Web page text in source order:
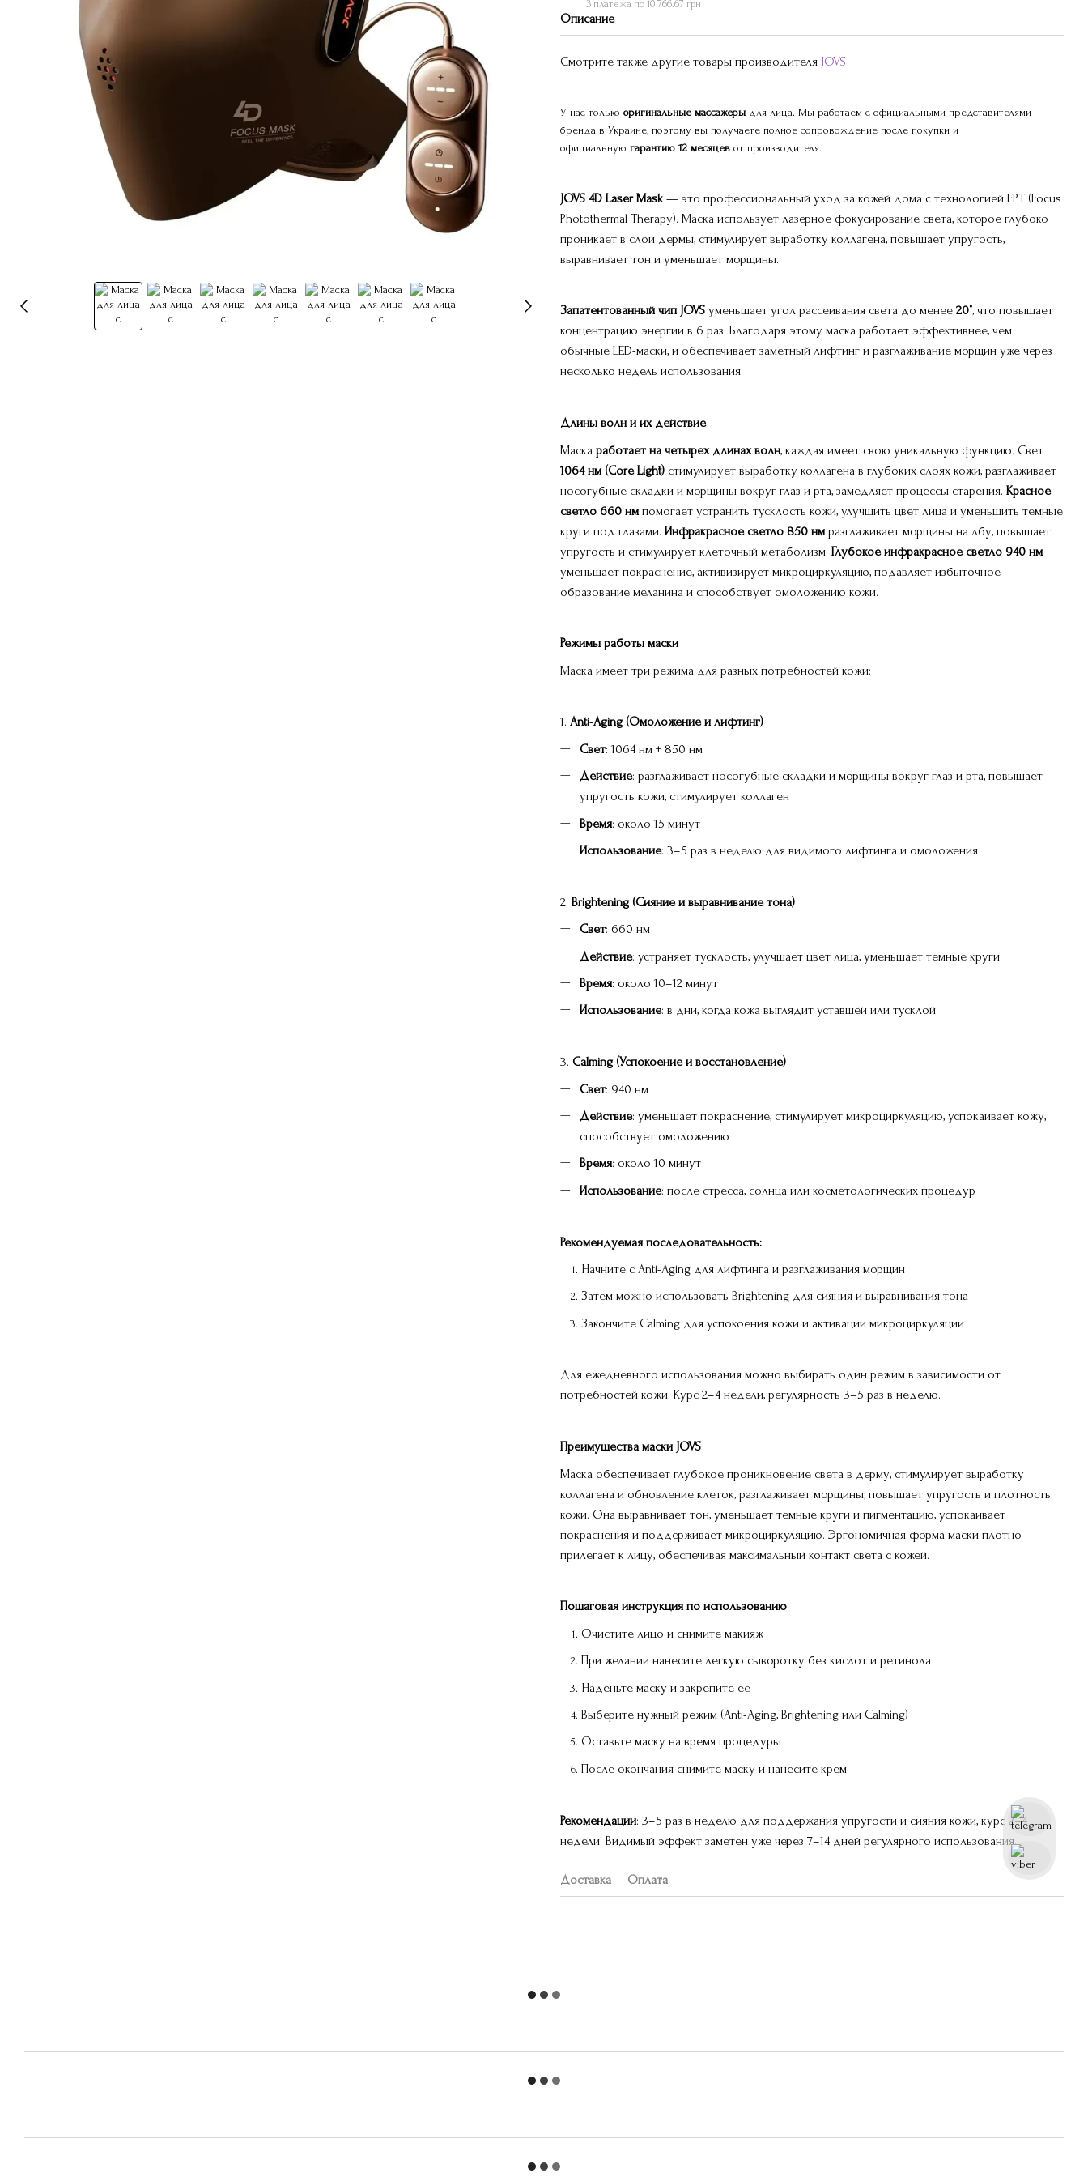
3 платежа по 10 766.67 грн
Описание
Смотрите также другие товары производителя JOVS
У нас только оригинальные массажеры для лица. Мы работаем с официальными представителями
бренда в Украине, поэтому вы получаете полное сопровождение после покупки и
официальную гарантию 12 месяцев от производителя.
JOVS 4D Laser Mask — это профессиональный уход за кожей дома с технологией FPT (Focus
Photothermal Therapy). Маска использует лазерное фокусирование света, которое глубоко
проникает в слои дермы, стимулирует выработку коллагена, повышает упругость,
выравнивает тон и уменьшает морщины.
Запатентованный чип JOVS уменьшает угол рассеивания света до менее 20°, что повышает
концентрацию энергии в 6 раз. Благодаря этому маска работает эффективнее, чем
обычные LED-маски, и обеспечивает заметный лифтинг и разглаживание морщин уже через
несколько недель использования.
Длины волн и их действие
Маска работает на четырех длинах волн, каждая имеет свою уникальную функцию. Свет
1064 нм (Core Light) стимулирует выработку коллагена в глубоких слоях кожи, разглаживает
носогубные складки и морщины вокруг глаз и рта, замедляет процессы старения. Красное
светло 660 нм помогает устранить тусклость кожи, улучшить цвет лица и уменьшить темные
круги под глазами. Инфракрасное светло 850 нм разглаживает морщины на лбу, повышает
упругость и стимулирует клеточный метаболизм. Глубокое инфракрасное светло 940 нм
уменьшает покраснение, активизирует микроциркуляцию, подавляет избыточное
образование меланина и способствует омоложению кожи.
Режимы работы маски
Маска имеет три режима для разных потребностей кожи:
1. Anti-Aging (Омоложение и лифтинг)
Свет: 1064 нм + 850 нм
Действие: разглаживает носогубные складки и морщины вокруг глаз и рта, повышает
упругость кожи, стимулирует коллаген
Время: около 15 минут
Использование: 3–5 раз в неделю для видимого лифтинга и омоложения
2. Brightening (Сияние и выравнивание тона)
Свет: 660 нм
Действие: устраняет тусклость, улучшает цвет лица, уменьшает темные круги
Время: около 10–12 минут
Использование: в дни, когда кожа выглядит уставшей или тусклой
3. Calming (Успокоение и восстановление)
Свет: 940 нм
Действие: уменьшает покраснение, стимулирует микроциркуляцию, успокаивает кожу,
способствует омоложению
Время: около 10 минут
Использование: после стресса, солнца или косметологических процедур
Рекомендуемая последовательность:
Начните с Anti-Aging для лифтинга и разглаживания морщин
Затем можно использовать Brightening для сияния и выравнивания тона
Закончите Calming для успокоения кожи и активации микроциркуляции
Для ежедневного использования можно выбирать один режим в зависимости от
потребностей кожи. Курс 2–4 недели, регулярность 3–5 раз в неделю.
Преимущества маски JOVS
Маска обеспечивает глубокое проникновение света в дерму, стимулирует выработку
коллагена и обновление клеток, разглаживает морщины, повышает упругость и плотность
кожи. Она выравнивает тон, уменьшает темные круги и пигментацию, успокаивает
покраснения и поддерживает микроциркуляцию. Эргономичная форма маски плотно
прилегает к лицу, обеспечивая максимальный контакт света с кожей.
Пошаговая инструкция по использованию
Очистите лицо и снимите макияж
При желании нанесите легкую сыворотку без кислот и ретинола
Наденьте маску и закрепите её
Выберите нужный режим (Anti-Aging, Brightening или Calming)
Оставьте маску на время процедуры
После окончания снимите маску и нанесите крем
Рекомендации: 3–5 раз в неделю для поддержания упругости и сияния кожи, курс 2–4
недели. Видимый эффект заметен уже через 7–14 дней регулярного использования.
Доставка Оплата